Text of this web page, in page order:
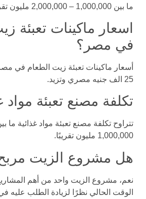
ما بين 1,000,000 – 2,000,000 مليون تقريبًا.
اسعار ماكينات تعبئة
في مصر؟
25 الف جنيه مصري وتزيد.
تكلفة مصنع تعبئة مواد
1,000,000 مليون تقريبًا.
هل مشروع الزيت
نعم، مشروع الزيت واحد من أهم
الوقت الحالي نظرًا لزيادة الطلب عليه